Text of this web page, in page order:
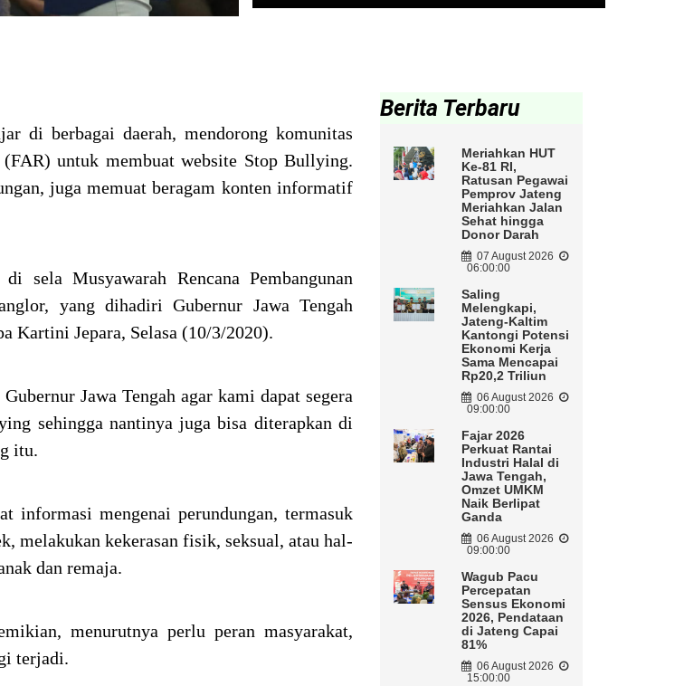
di berbagai daerah, mendorong komunitas
untuk membuat website Stop Bullying.
juga memuat beragam konten informatif
sela Musyawarah Rencana Pembangunan
yang dihadiri Gubernur Jawa Tengah
Kartini Jepara, Selasa (10/3/2020).
Jawa Tengah agar kami dapat segera
sehingga nantinya juga bisa diterapkan di
itu.
informasi mengenai perundungan, termasuk
melakukan kekerasan fisik, seksual, atau hal-
dan remaja.
menurutnya perlu peran masyarakat,
terjadi.
Berita Terbaru
Meriahkan HUT
Ke-81 RI,
Ratusan Pegawai
Pemprov Jateng
Meriahkan Jalan
Sehat hingga
Donor Darah
07 August 2026
06:00:00
Saling
Melengkapi,
Jateng-Kaltim
Kantongi Potensi
Ekonomi Kerja
Sama Mencapai
Rp20,2 Triliun
06 August 2026
09:00:00
Fajar 2026
Perkuat Rantai
Industri Halal di
Jawa Tengah,
Omzet UMKM
Naik Berlipat
Ganda
06 August 2026
09:00:00
Wagub Pacu
Percepatan
Sensus Ekonomi
2026, Pendataan
di Jateng Capai
81%
06 August 2026
15:00:00